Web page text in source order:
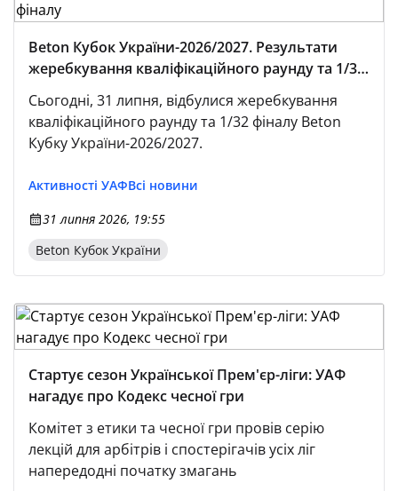
Beton Кубок України-2026/2027. Результати
жеребкування кваліфікаційного раунду та 1/32
Сьогодні, 31 липня, відбулися жеребкування
кваліфікаційного раунду та 1/32 фіналу Beton
Кубку України-2026/2027.
Активності УАФВсі новини
31 липня 2026, 19:55
Beton Кубок України
Стартує сезон Української Прем'єр-ліги: УАФ
нагадує про Кодекс чесної гри
Комітет з етики та чесної гри провів серію
лекцій для арбітрів і спостерігачів усіх ліг
напередодні початку змагань